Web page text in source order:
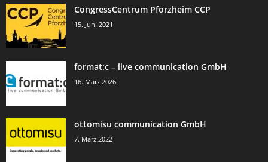
CongressCentrum Pforzheim CCP
15. Juni 2021
format:c – live communication GmbH
16. März 2026
ottomisu communication GmbH
7. März 2022